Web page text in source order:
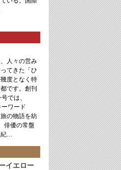
人々の営み
てきた「ひ
度となく特
です。創刊
では、
ーワード
の物語を紡
俳優の常盤
紀…
イエロー